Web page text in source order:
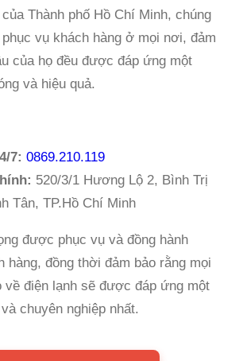
Thành phố Hồ Chí Minh, chúng
vụ khách hàng ở mọi nơi, đảm
của họ đều được đáp ứng một
và hiệu quả.
7: 0869.210.119
520/3/1 Hương Lộ 2, Bình Trị
Tân, TP.Hồ Chí Minh
được phục vụ và đồng hành
hàng, đồng thời đảm bảo rằng mọi
về điện lạnh sẽ được đáp ứng một
chuyên nghiệp nhất.